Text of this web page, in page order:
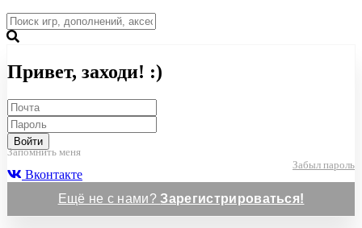
Привет, заходи! :)
Войти
Запомнить меня
Забыл пароль
Вконтакте
Ещё не с нами?Зарегистрироваться!